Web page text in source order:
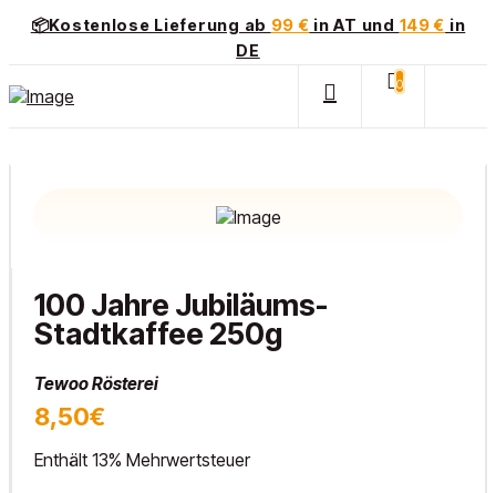
📦Kostenlose Lieferung ab 99 € in AT und 149 € in
DE
0
100 Jahre Jubiläums-
Stadtkaffee 250g
Tewoo Rösterei
8,50€
Enthält 13% Mehrwertsteuer